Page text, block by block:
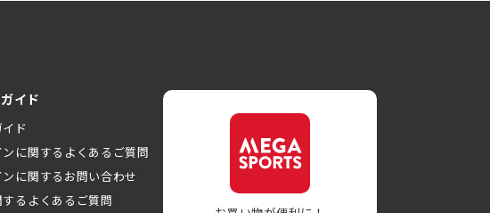
イド
ド
に関するよくあるご質問
に関するお問い合わせ
るよくあるご質問